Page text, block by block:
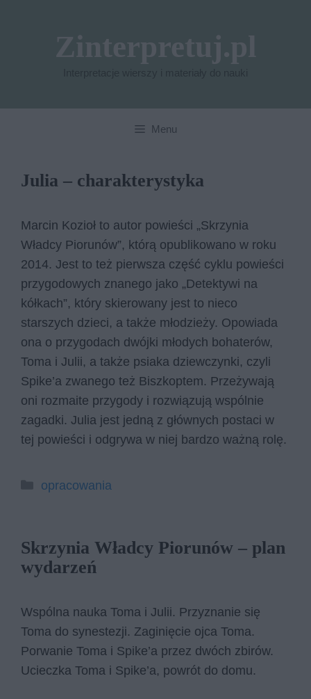
Menu
Julia – charakterystyka
Marcin Kozioł to autor powieści „Skrzynia
Władcy Piorunów”, którą opublikowano w roku
2014. Jest to też pierwsza część cyklu powieści
przygodowych znanego jako „Detektywi na
kółkach”, który skierowany jest to nieco
starszych dzieci, a także młodzieży. Opowiada
ona o przygodach dwójki młodych bohaterów,
Toma i Julii, a także psiaka dziewczynki, czyli
Spike’a zwanego też Biszkoptem. Przeżywają
oni rozmaite przygody i rozwiązują wspólnie
zagadki. Julia jest jedną z głównych postaci w
tej powieści i odgrywa w niej bardzo ważną rolę.
Kategorie
opracowania
Skrzynia Władcy Piorunów – plan
wydarzeń
Wspólna nauka Toma i Julii. Przyznanie się
Toma do synestezji. Zaginięcie ojca Toma.
Porwanie Toma i Spike’a przez dwóch zbirów.
Ucieczka Toma i Spike’a, powrót do domu.